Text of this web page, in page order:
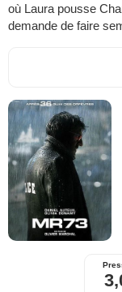
où Laura pousse
demande de faire